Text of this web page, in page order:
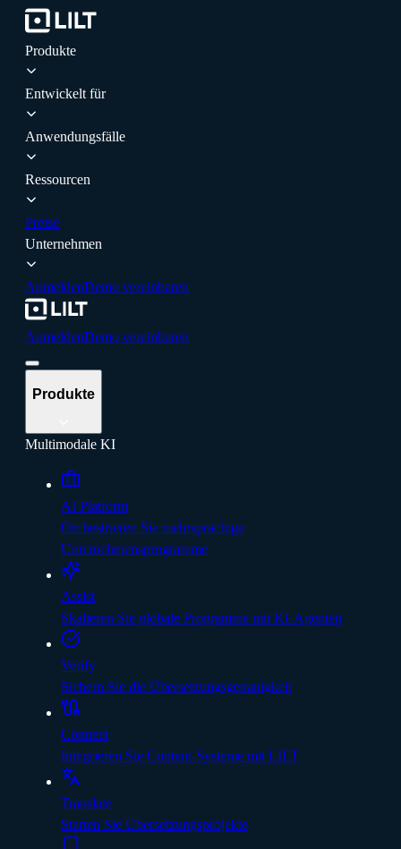
Produkte
Entwickelt für
Anwendungsfälle
Ressourcen
Preise
Unternehmen
AnmeldenDemo vereinbaren
AnmeldenDemo vereinbaren
Produkte
Multimodale KI
AI Platform
Orchestrieren Sie mehrsprachige
Unternehmensprogramme
Assist
Skalieren Sie globale Programme mit KI-Agenten
Verify
Sichern Sie die Übersetzungsgenauigkeit
Connect
Integrieren Sie Content-Systeme mit LILT
Translate
Starten Sie Übersetzungsprojekte